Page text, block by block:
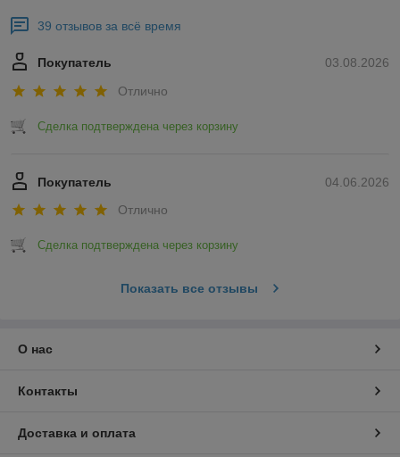
39 отзывов за всё время
03.08.2026
Покупатель
Отлично
Сделка подтверждена через корзину
04.06.2026
Покупатель
Отлично
Сделка подтверждена через корзину
Показать все отзывы
О нас
Контакты
Доставка и оплата